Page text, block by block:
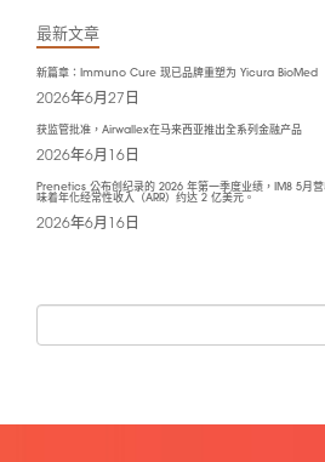
最新文章
新篇章：Immuno Cure 现已品牌重塑为 Yicura BioMed
2026年6月27日
获监管批准，Airwallex在马来西亚推出全系列金融产品
2026年6月16日
Prenetics 公布创纪录的 2026 年第一季度业绩，IM8 5月
味着年化经常性收入（ARR）约达 2 亿美元。
2026年6月16日